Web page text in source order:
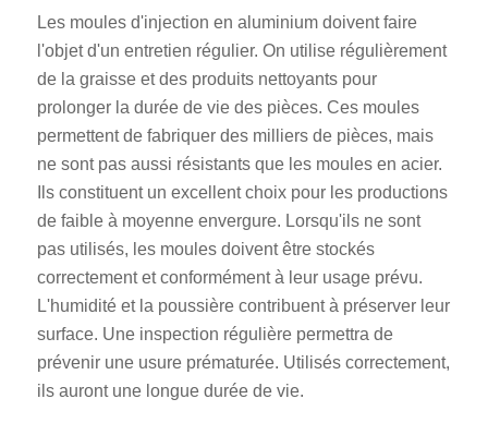
Les moules d'injection en aluminium doivent faire
l'objet d'un entretien régulier. On utilise régulièrement
de la graisse et des produits nettoyants pour
prolonger la durée de vie des pièces. Ces moules
permettent de fabriquer des milliers de pièces, mais
ne sont pas aussi résistants que les moules en acier.
Ils constituent un excellent choix pour les productions
de faible à moyenne envergure. Lorsqu'ils ne sont
pas utilisés, les moules doivent être stockés
correctement et conformément à leur usage prévu.
L'humidité et la poussière contribuent à préserver leur
surface. Une inspection régulière permettra de
prévenir une usure prématurée. Utilisés correctement,
ils auront une longue durée de vie.